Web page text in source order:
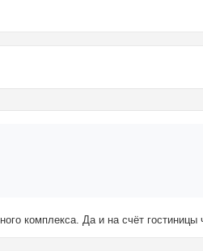
комплекса. Да и на счёт гостиницы